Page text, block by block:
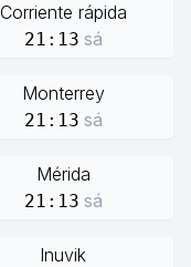
Corriente rápida
21:13 sá
Monterrey
21:13 sá
Mérida
21:13 sá
Inuvik